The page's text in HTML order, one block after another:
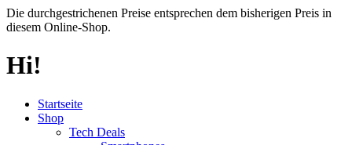
Die durchgestrichenen Preise entsprechen dem bisherigen Preis in
diesem Online-Shop.
Hi!
Startseite
Shop
Tech Deals